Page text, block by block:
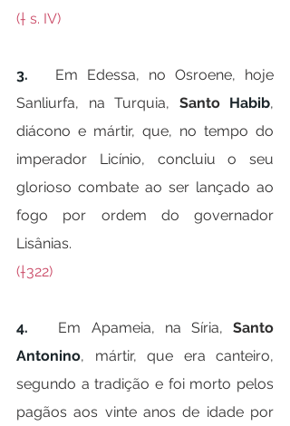
(† s. IV)
3. Em Edessa, no Osroene, hoje
Sanliurfa, na Turquia, Santo Habib,
diácono e mártir, que, no tempo do
imperador Licínio, concluiu o seu
glorioso combate ao ser lançado ao
fogo por ordem do governador
Lisânias.
(†322)
4. Em Apameia, na Síria,
Antonino, mártir, que era canteiro,
segundo a tradição e foi morto pelos
pagãos aos vinte anos de idade por